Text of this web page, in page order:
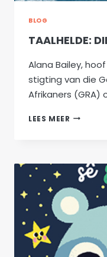
BLOG
TAALHELDE:
Alana Bailey,
stigting van die
Afrikaners (GRA)
LEES MEER